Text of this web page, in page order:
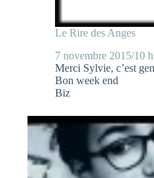
Le Rire des Anges
7 novembre 2015/10
Merci Sylvie, c’est
Bon week end
Biz